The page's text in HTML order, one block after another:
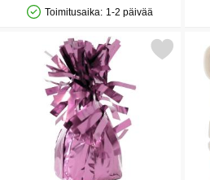
Saatavuus: Varastossa
Toimitusaika: 1-2 päivää
Merkitse vaaleanpunainen